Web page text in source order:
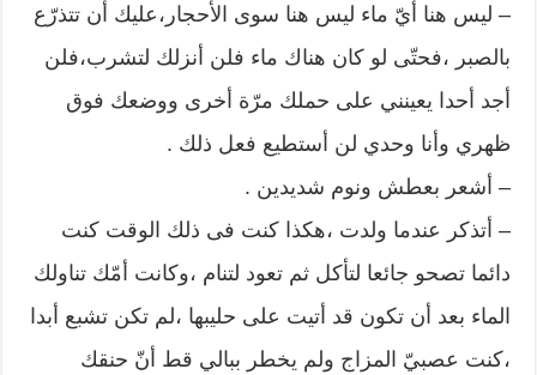
– ليس هنا أيّ ماء ليس هنا سوى الأحجار،عليك أن تتذرّع
بالصبر ،فحتّى لو كان هناك ماء فلن أنزلك لتشرب،فلن
أجد أحدا يعينني على حملك مرّة أخرى ووضعك فوق
ظهري وأنا وحدي لن أستطيع فعل ذلك .
– أشعر بعطش ونوم شديدين .
– أتذكر عندما ولدت ،هكذا كنت فى ذلك الوقت كنت
دائما تصحو جائعا لتأكل ثم تعود لتنام ،وكانت أمّك تناولك
الماء بعد أن تكون قد أتيت على حليبها ،لم تكن تشبع أبدا
،كنت عصبيّ المزاج ولم يخطر ببالي قط أنّ حنقك